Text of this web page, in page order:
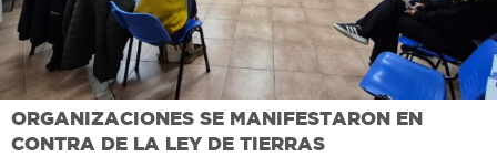
ORGANIZACIONES SE MANIFESTARON EN
CONTRA DE LA LEY DE TIERRAS